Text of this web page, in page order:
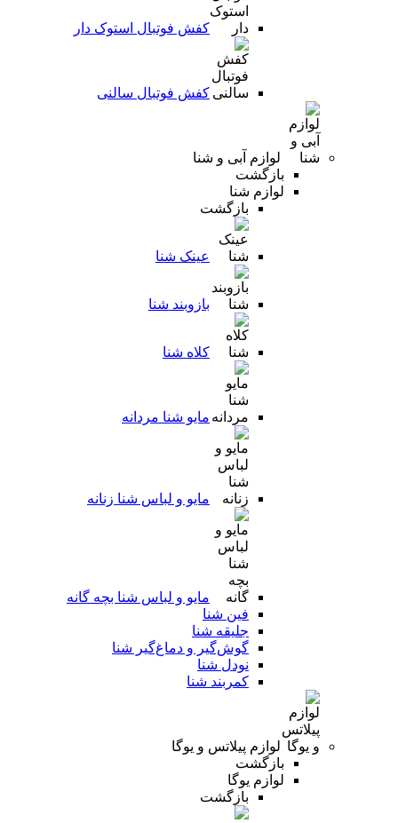
کفش فوتبال استوک دار
کفش فوتبال سالنی
لوازم آبی و شنا
بازگشت
لوازم شنا
بازگشت
عینک شنا
بازوبند شنا
کلاه شنا
مایو شنا مردانه
مایو و لباس شنا زنانه
مایو و لباس شنا بچه گانه
فین شنا
جلیقه شنا
گوش‌گیر و دماغ‌گیر شنا
نودل شنا
کمربند شنا
لوازم پیلاتس و یوگا
بازگشت
لوازم یوگا
بازگشت